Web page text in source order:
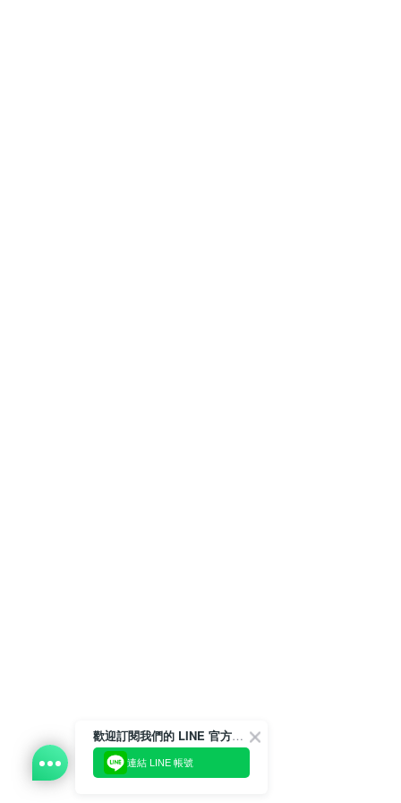
歡迎訂閱我們的 LINE 官方帳號
連結 LINE 帳號